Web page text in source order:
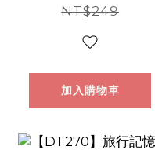
NT$249
加入購物車